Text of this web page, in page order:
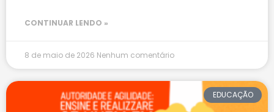
CONTINUAR LENDO »
8 de maio de 2026 Nenhum comentário
EDUCAÇÃO